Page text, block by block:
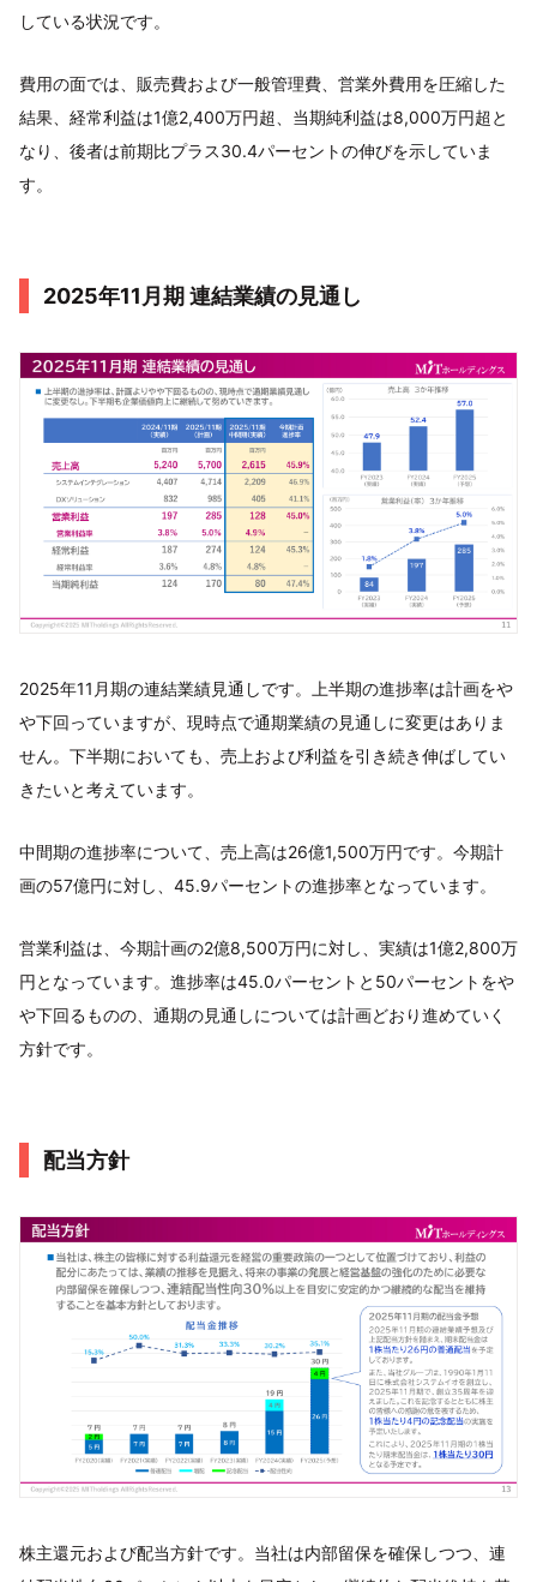
している状況です。
費用の面では、販売費および一般管理費、営業外費用を圧縮した
結果、経常利益は1億2,400万円超、当期純利益は8,000万円超と
なり、後者は前期比プラス30.4パーセントの伸びを示していま
す。
2025年11月期 連結業績の見通し
2025年11月期の連結業績見通しです。上半期の進捗率は計画をや
や下回っていますが、現時点で通期業績の見通しに変更はありま
せん。下半期においても、売上および利益を引き続き伸ばしてい
きたいと考えています。
中間期の進捗率について、売上高は26億1,500万円です。今期計
画の57億円に対し、45.9パーセントの進捗率となっています。
営業利益は、今期計画の2億8,500万円に対し、実績は1億2,800万
円となっています。進捗率は45.0パーセントと50パーセントをや
や下回るものの、通期の見通しについては計画どおり進めていく
方針です。
配当方針
株主還元および配当方針です。当社は内部留保を確保しつつ、連